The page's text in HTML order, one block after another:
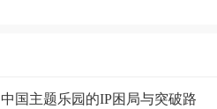
中国主题乐园的IP困局与突破路